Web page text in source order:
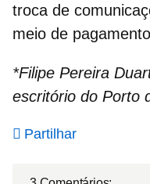
troca de
meio de
*Filipe Pereira
escritório do Porto
Partilhar